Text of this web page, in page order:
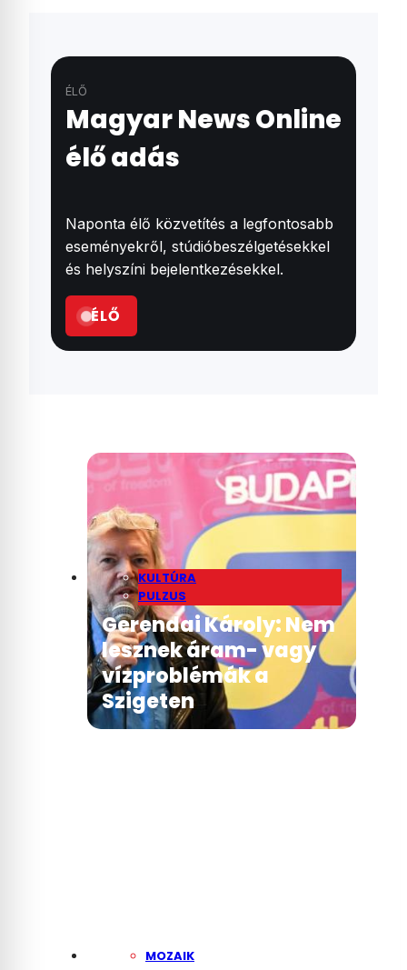
ÉLŐ
Magyar News Online
élő adás
Naponta élő közvetítés a legfontosabb
eseményekről, stúdióbeszélgetésekkel
és helyszíni bejelentkezésekkel.
ÉLŐ
KULTÚRA
PULZUS
Gerendai Károly: Nem
lesznek áram- vagy
vízproblémák a
Szigeten
MOZAIK